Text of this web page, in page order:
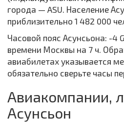
города — ASU. Население
приблизительно 1 482 000
Часовой пояс Асунсьона: -4
времени Москвы на 7 ч.
авиабилетах указывается
обязательно сверьте часы
Авиакомпании,
Асунсьон